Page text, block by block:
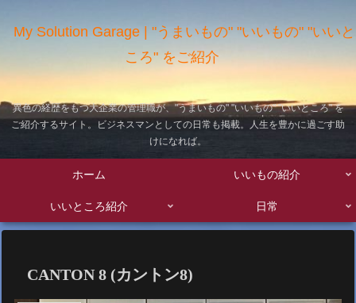
My Solution Garage | "うまいもの" "いいもの" "いいと
ころ" をご紹介
異色の経歴をもつ大企業の管理職が、"うまいもの" "いいもの" "いいところ" を
ご紹介するサイト。ビジネスマンとしての日常も掲載。人生を豊かに過ごす助
けになれば。
ホーム いいもの紹介
いいところ紹介 日常
CANTON 8 (カントン8)